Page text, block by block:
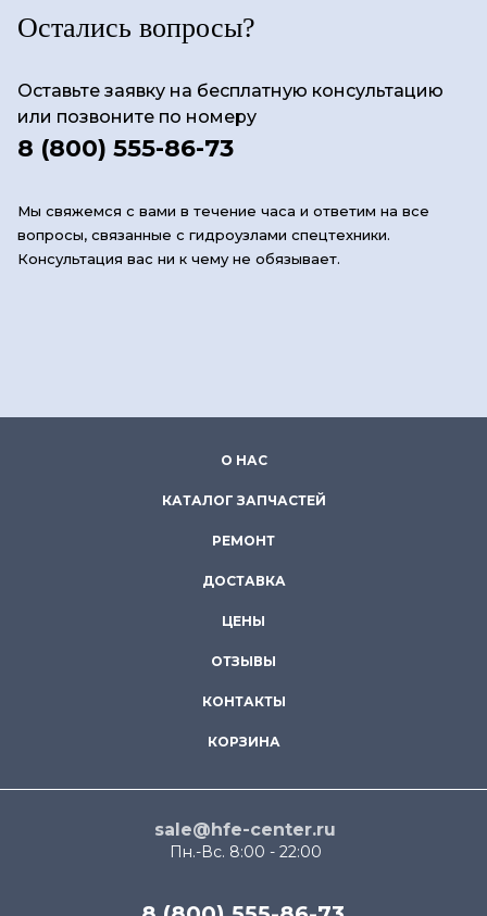
Остались вопросы?
Оставьте заявку на бесплатную консультацию
или позвоните по номеру
8 (800) 555-86-73
Мы свяжемся с вами в течение часа и ответим на все
вопросы, связанные с гидроузлами спецтехники.
Консультация вас ни к чему не обязывает.
О НАС
КАТАЛОГ ЗАПЧАСТЕЙ
РЕМОНТ
ДОСТАВКА
ЦЕНЫ
ОТЗЫВЫ
КОНТАКТЫ
КОРЗИНА
sale@hfe-center.ru
Пн.-Вс. 8:00 - 22:00